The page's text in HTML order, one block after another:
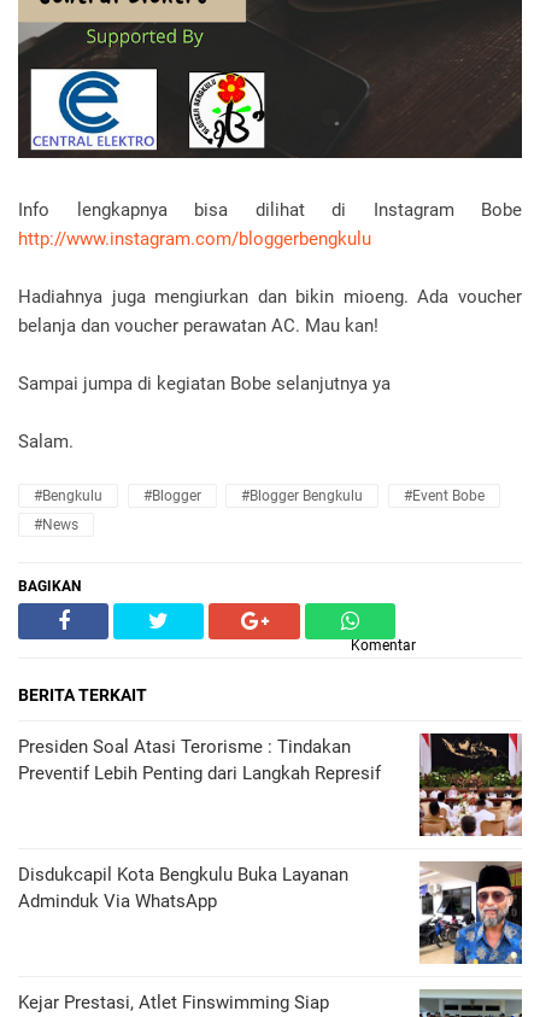
Info lengkapnya bisa dilihat di Instagram Bobe
http://www.instagram.com/bloggerbengkulu
Hadiahnya juga mengiurkan dan bikin mioeng. Ada voucher
belanja dan voucher perawatan AC. Mau kan!
Sampai jumpa di kegiatan Bobe selanjutnya ya
Salam.
#bengkulu #blogger #blogger Bengkulu
#Event Bobe
#News
BAGIKAN
Komentar
BERITA TERKAIT
Presiden Soal Atasi Terorisme : Tindakan
Preventif Lebih Penting dari Langkah Represif
Disdukcapil Kota Bengkulu Buka Layanan
Adminduk Via WhatsApp
Kejar Prestasi, Atlet Finswimming Siap